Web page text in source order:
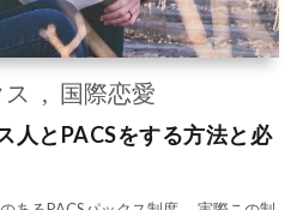
国際恋愛
人とPACSをする方法と必